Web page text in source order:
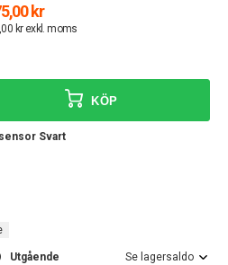
kr
kr exkl. moms
Svart
KÖP
Utgående Se lagersaldo